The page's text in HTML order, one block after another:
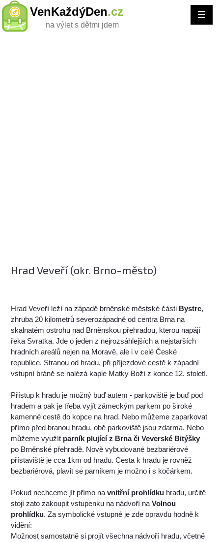
VenKaždýDen.cz
na výlet s dětmi jdem
Hrad Veveří (okr. Brno-město)
Hrad Veveří leží na západě brněnské městské části Bystrc,
zhruba 20 kilometrů severozápadně od centra Brna na
skalnatém ostrohu nad Brněnskou přehradou, kterou napájí
řeka Svratka. Jde o jeden z nejrozsáhlejších a nejstarších
hradních areálů nejen na Moravě, ale i v celé České
republice. Stranou od hradu, při příjezdové cestě k západní
vstupní bráně se nalézá kaple Matky Boží z konce 12. století.
Přístup k hradu je možný buď autem - parkoviště je buď pod
hradem a pak je třeba vyjít zámeckým parkem po široké
kamenné cestě do kopce na hrad. Nebo můžeme zaparkovat
přímo před branou hradu, obě parkoviště jsou zdarma. Nebo
můžeme využít parník plující z Brna či Veverské Bitýšky
po Brněnské přehradě. Nově vybudované bezbariérové
přístaviště je cca 1km od hradu. Cesta k hradu je rovněž
bezbariérová, plavit se parníkem je možno i s kočárkem.
Pokud nechceme jít přímo navnitřní prohlídku hradu, určitě
stojí zato zakoupit vstupenku na nádvoří naVolnou
prohlídku. Za symbolické vstupné je zde opravdu hodně k
vidění:
Možnost samostatně si projít všechna nádvoří hradu, včetně